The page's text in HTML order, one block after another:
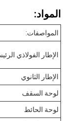
المواد:
المواصفات:
الإطار الفولاذي
الإطار الثانوي
لوحة السقف
لوحة الحائط